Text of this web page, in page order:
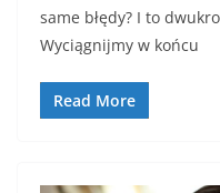
e
b
o
k
er l
same błędy? I to
Wyciągnijmy w końcu
Read More